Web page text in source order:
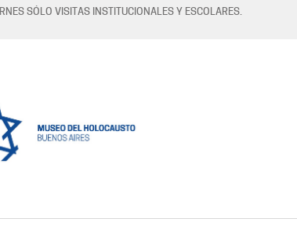
SÓLO VISITAS INSTITUCIONALES Y ESCOLARES.